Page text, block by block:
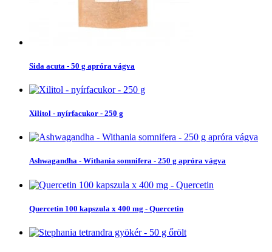
Sida acuta - 50 g apróra vágva
Xilitol - nyírfacukor - 250 g
Ashwagandha - Withania somnifera - 250 g apróra vágva
Quercetin 100 kapszula x 400 mg - Quercetin